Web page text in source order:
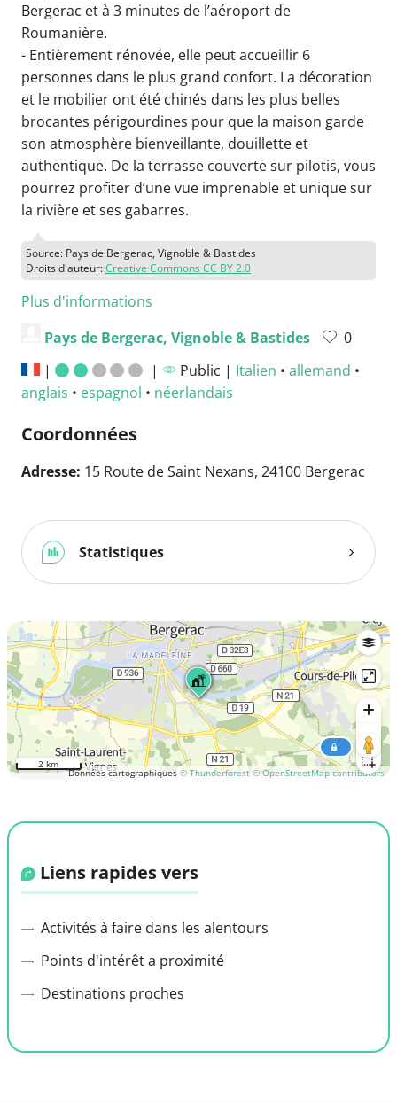
Bergerac et à 3 minutes de l’aéroport de
Roumanière.
- Entièrement rénovée, elle peut accueillir 6
personnes dans le plus grand confort. La décoration
et le mobilier ont été chinés dans les plus belles
brocantes périgourdines pour que la maison garde
son atmosphère bienveillante, douillette et
authentique. De la terrasse couverte sur pilotis, vous
pourrez profiter d’une vue imprenable et unique sur
la rivière et ses gabarres.
Source: Pays de Bergerac, Vignoble & Bastides
Droits d'auteur:Creative Commons CC BY 2.0
Plus d'informations
Pays de Bergerac, Vignoble & Bastides
0
|
| Public | Italien • allemand •
anglais • espagnol • néerlandais
Coordonnées
Adresse: 15 Route de Saint Nexans, 24100 Bergerac
Statistiques
Données cartographiques © Thunderforest © OpenStreetMap contributors
2 km
Liens rapides vers
Activités à faire dans les alentours
Points d'intérêt a proximité
Destinations proches